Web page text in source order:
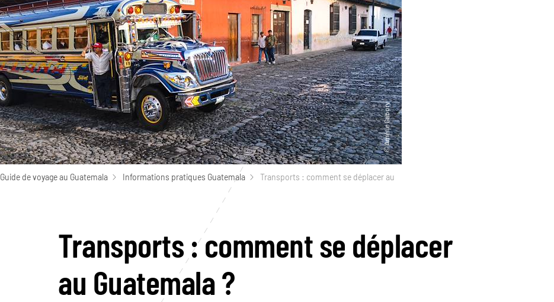
Guide de voyage au Guatemala Informations pratiques Guatemala
Transports : comment se déplacer au
Transports : comment se déplacer
au Guatemala ?